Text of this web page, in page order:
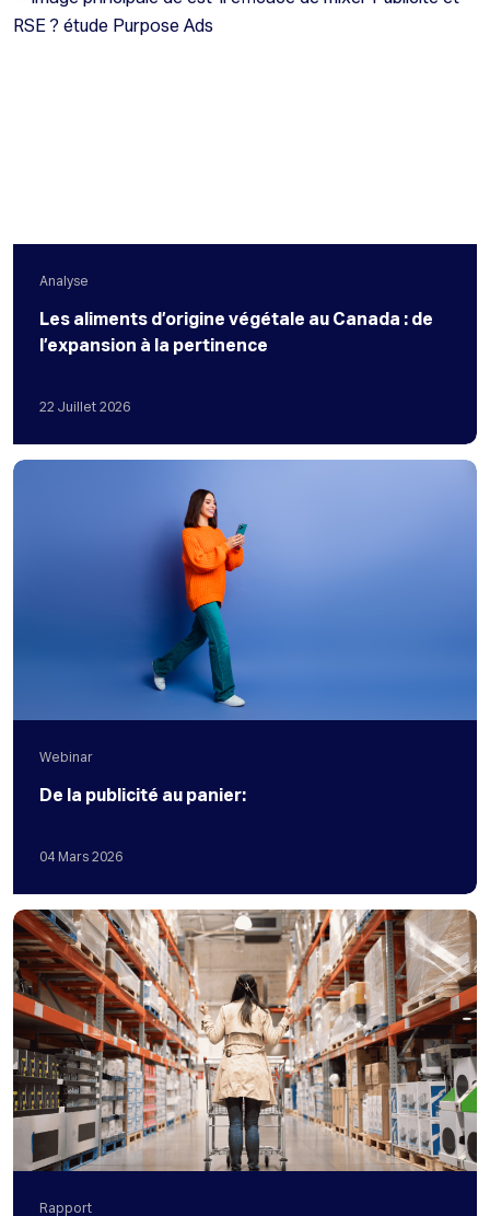
Analyse
Les aliments d’origine végétale au Canada : de
l’expansion à la pertinence
22 Juillet 2026
Webinar
De la publicité au panier:
04 Mars 2026
Rapport